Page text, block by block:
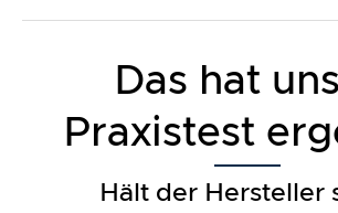
Das hat
Praxistest
Hält der Hersteller